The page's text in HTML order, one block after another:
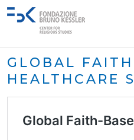
GLOBAL
HEALTHCARE